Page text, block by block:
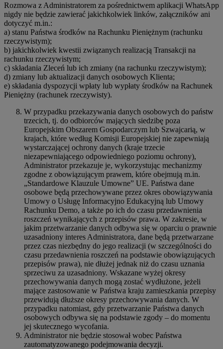
Rozmowa z Administratorem za pośrednictwem aplikacji WhatsApp
nigdy nie będzie zawierać jakichkolwiek linków, załączników ani
dotyczyć m.in.:
a) stanu Państwa środków na Rachunku Pieniężnym (rachunku
rzeczywistym);
b) jakichkolwiek kwestii związanych realizacją Transakcji na
rachunku rzeczywistym;
c) składania Zleceń lub ich zmiany (na rachunku rzeczywistym);
d) zmiany lub aktualizacji danych osobowych Klienta;
e) składania dyspozycji wpłaty lub wypłaty środków na Rachunek
Pieniężny (rachunek rzeczywisty).
W przypadku przekazywania danych osobowych do państw
trzecich, tj. do odbiorców mających siedzibę poza
Europejskim Obszarem Gospodarczym lub Szwajcarią, w
krajach, które według Komisji Europejskiej nie zapewniają
wystarczającej ochrony danych (kraje trzecie
niezapewniającego odpowiedniego poziomu ochrony),
Administrator przekazuje je, wykorzystując mechanizmy
zgodne z obowiązującym prawem, które obejmują m.in.
„Standardowe Klauzule Umowne” UE. Państwa dane
osobowe będą przechowywane przez okres obowiązywania
Umowy o Usługę Informacyjno Edukacyjną lub Umowy
Rachunku Demo, a także po ich do czasu przedawnienia
roszczeń wynikających z przepisów prawa. W zakresie, w
jakim przetwarzanie danych odbywa się w oparciu o prawnie
uzasadniony interes Administratora, dane będą przetwarzane
przez czas niezbędny do jego realizacji (w szczególności do
czasu przedawnienia roszczeń na podstawie obowiązujących
przepisów prawa), nie dłużej jednak niż do czasu uznania
sprzeciwu za uzasadniony. Wskazane wyżej okresy
przechowywania danych mogą zostać wydłużone, jeżeli
mające zastosowanie w Państwa kraju zamieszkania przepisy
przewidują dłuższe okresy przechowywania danych. W
przypadku natomiast, gdy przetwarzanie Państwa danych
osobowych odbywa się na podstawie zgody – do momentu
jej skutecznego wycofania.
Administrator nie będzie stosował wobec Państwa
zautomatyzowanego podejmowania decyzji.